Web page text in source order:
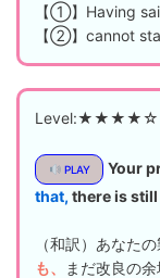
【①】Having
【②】cannot
PLAY Your
that, there is
（和訳）あなた
も、
まだ改良の余